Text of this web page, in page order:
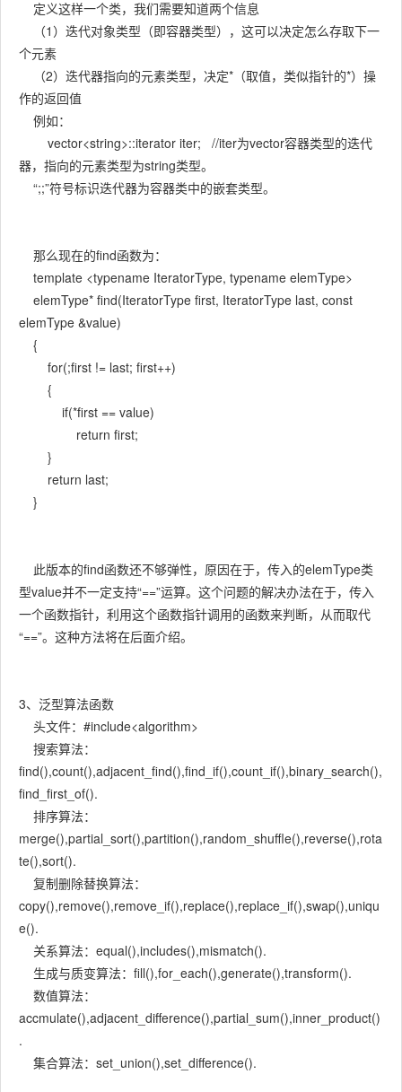
定义这样一个类，我们需要知道两个信息
（1）迭代对象类型（即容器类型），这可以决定怎么存取下一
个元素
（2）迭代器指向的元素类型，决定*（取值，类似指针的*）操
作的返回值
例如：
vector<string>::iterator iter; //iter为vector容器类型的迭代
器，指向的元素类型为string类型。
“;;”符号标识迭代器为容器类中的嵌套类型。
那么现在的find函数为：
template <typename IteratorType, typename elemType>
elemType* find(IteratorType first, IteratorType last, const
elemType &value)
{
for(;first != last; first++)
{
if(*first == value)
return first;
}
return last;
}
此版本的find函数还不够弹性，原因在于，传入的elemType类
型value并不一定支持“==”运算。这个问题的解决办法在于，传入
一个函数指针，利用这个函数指针调用的函数来判断，从而取代
“==”。这种方法将在后面介绍。
3、泛型算法函数
头文件：#include<algorithm>
搜索算法：
find(),count(),adjacent_find(),find_if(),count_if(),binary_search(),
find_first_of().
排序算法：
merge(),partial_sort(),partition(),random_shuffle(),reverse(),rota
te(),sort().
复制删除替换算法：
copy(),remove(),remove_if(),replace(),replace_if(),swap(),uniqu
e().
关系算法：equal(),includes(),mismatch().
生成与质变算法：fill(),for_each(),generate(),transform().
数值算法：
accmulate(),adjacent_difference(),partial_sum(),inner_product()
.
集合算法：set_union(),set_difference().